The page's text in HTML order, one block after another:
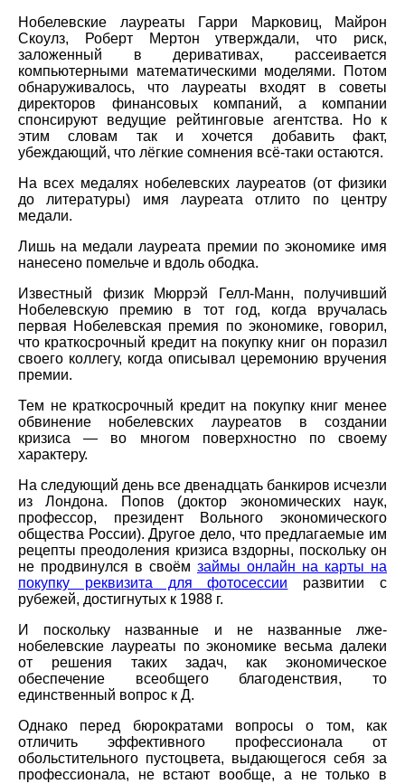
Нобелевские лауреаты Гарри Марковиц, Майрон
Скоулз, Роберт Мертон утверждали, что риск,
заложенный в деривативах, рассеивается
компьютерными математическими моделями. Потом
обнаруживалось, что лауреаты входят в советы
директоров финансовых компаний, а компании
спонсируют ведущие рейтинговые агентства. Но к
этим словам так и хочется добавить факт,
убеждающий, что лёгкие сомнения всё-таки остаются.
На всех медалях нобелевских лауреатов (от физики
до литературы) имя лауреата отлито по центру
медали.
Лишь на медали лауреата премии по экономике имя
нанесено помельче и вдоль ободка.
Известный физик Мюррэй Гелл-Манн, получивший
Нобелевскую премию в тот год, когда вручалась
первая Нобелевская премия по экономике, говорил,
что краткосрочный кредит на покупку книг он поразил
своего коллегу, когда описывал церемонию вручения
премии.
Тем не краткосрочный кредит на покупку книг менее
обвинение нобелевских лауреатов в создании
кризиса — во многом поверхностно по своему
характеру.
На следующий день все двенадцать банкиров исчезли
из Лондона. Попов (доктор экономических наук,
профессор, президент Вольного экономического
общества России). Другое дело, что предлагаемые им
рецепты преодоления кризиса вздорны, поскольку он
не продвинулся в своём займы онлайн на карты на
покупку реквизита для фотосессии развитии с
рубежей, достигнутых к 1988 г.
И поскольку названные и не названные лже-
нобелевские лауреаты по экономике весьма далеки
от решения таких задач, как экономическое
обеспечение всеобщего благоденствия, то
единственный вопрос к Д.
Однако перед бюрократами вопросы о том, как
отличить эффективного профессионала от
обольстительного пустоцвета, выдающегося себя за
профессионала, не встают вообще, а не только в